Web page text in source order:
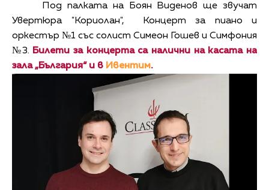
Под палката на Боян Виденов ще звучат
Увертюра "Кориолан", Концерт за пиано и
оркестър №1 със солист Симеон Гошев и Симфония
№3. Билети за концерта са налични на касата на
зала „България“ и в Ивентим.